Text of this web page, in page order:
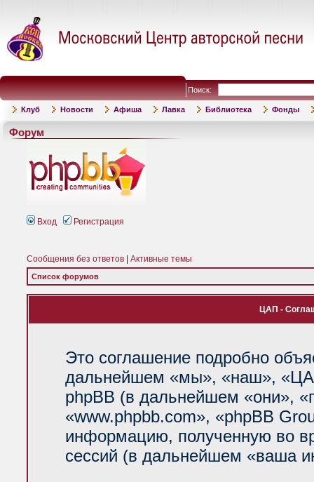
Поиск:
Клуб Новости Афиша Лавка Библиотека Фонды
Форум
Вход Регистрация
Сообщения без ответов Активные темы
Список форумов
ЦАП -
Это соглашение подробно
дальнейшем «мы», «наш»,
phpBB (в дальнейшем «они»,
«www.phpbb.com», «phpBB
информацию, полученную во
сессий (в дальнейшем «ваша